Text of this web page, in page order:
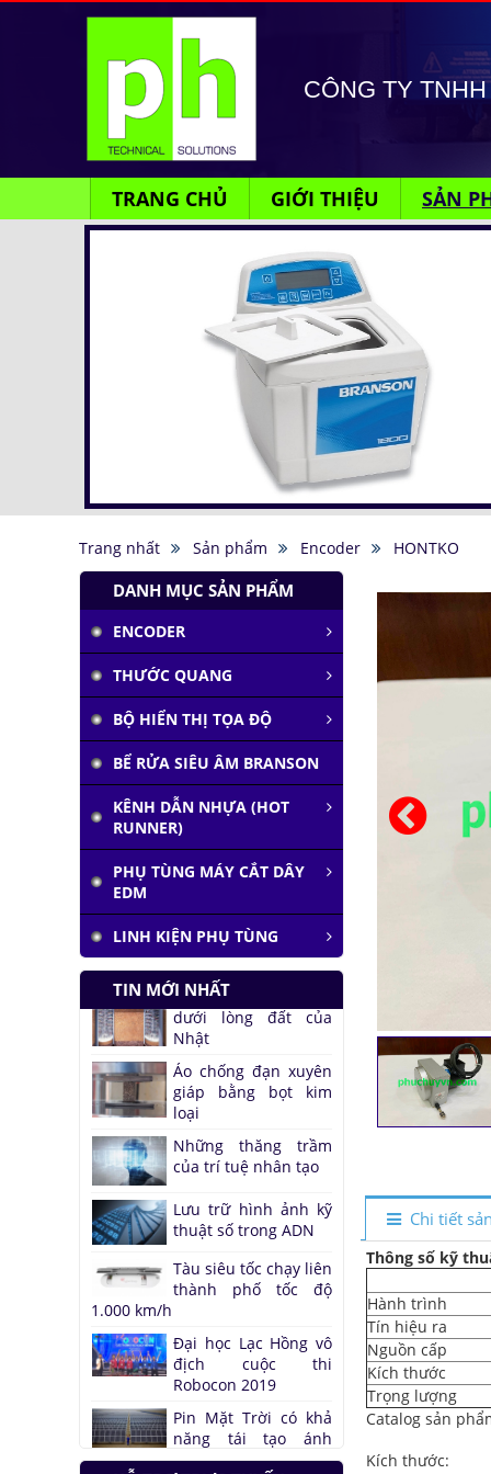
CÔNG TY
TRANG CHỦ GIỚI THIỆU SẢN
Trang nhất Sản phẩm Encoder HONTKO
Chi tiết
Thông số kỹ
Hành trình
Tín hiệu ra
Nguồn cấp
Kích thước
Trọng lượng
Catalog sản
Kích thước:
DANH MỤC SẢN PHẨM
ENCODER
THƯỚC QUANG
BỘ HIỂN THỊ TỌA ĐỘ
BỂ RỬA SIÊU ÂM BRANSON
KÊNH DẪN NHỰA (HOT
RUNNER)
PHỤ TÙNG MÁY CẮT DÂY
EDM
LINH KIỆN PHỤ TÙNG
TIN MỚI NHẤT
Tàu siêu tốc chạy liên
thành phố tốc độ
1.000 km/h
Đại học Lạc Hồng vô
địch cuộc thi
Robocon 2019
Pin Mặt Trời có khả
sáng
Đảo ngược quá trình
quang hợp để tạo
nhiên liệu
dưới lòng đất của
Nhật
Áo chống đạn xuyên
giáp bằng bọt kim
loại